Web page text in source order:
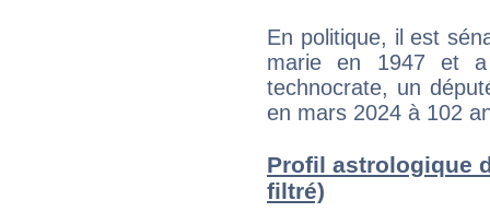
En politique, il est
marie en 1947 et
technocrate, un
en mars 2024 à 102
Profil astrologique
filtré)